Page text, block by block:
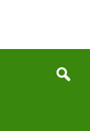
the
Search